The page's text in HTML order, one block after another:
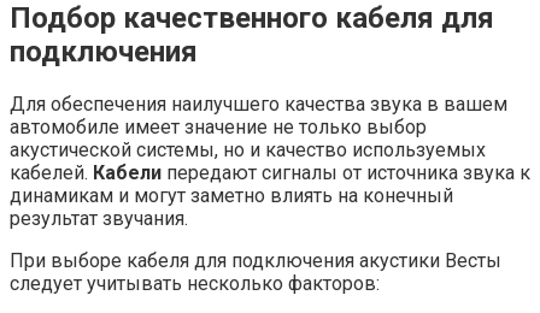
Подбор качественного кабеля для
подключения
Для обеспечения наилучшего качества звука в вашем
автомобиле имеет значение не только выбор
акустической системы, но и качество используемых
кабелей. Кабели передают сигналы от источника звука к
динамикам и могут заметно влиять на конечный
результат звучания.
При выборе кабеля для подключения акустики Весты
следует учитывать несколько факторов: